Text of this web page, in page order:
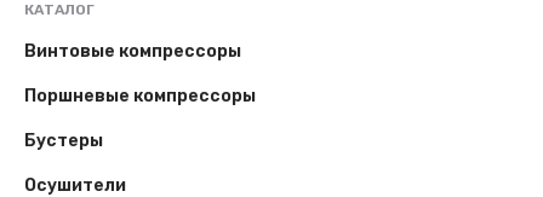
КАТАЛОГ
Винтовые компрессоры
Поршневые компрессоры
Бустеры
Осушители